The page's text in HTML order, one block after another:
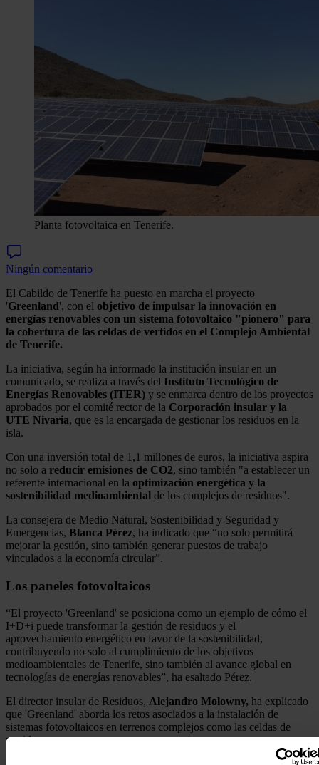
Planta fotovoltaica en Tenerife.
Ningún comentario
El Cabildo de Tenerife ha puesto en marcha el proyecto
'Greenland', con el objetivo de impulsar la innovación en
energías renovables con un sistema fotovoltaico "pionero" para
la cobertura de las celdas de vertidos en el Complejo Ambiental
de Tenerife.
La iniciativa, según ha informado la institución insular en un
comunicado, se realiza a través del Instituto Tecnológico de
Energías Renovables (ITER) y se enmarca dentro de los proyectos
aprobados por el comité rector de la Corporación insular y la
UTE Nivaria, que es la encargada de gestionar los residuos en la
isla.
Con una inversión total de 1,1 millones de euros, la iniciativa aspira
no solo a reducir emisiones de CO2, sino también "a establecer un
referente internacional en la optimización energética y la
sostenibilidad medioambiental de los complejos de residuos".
La consejera de Medio Natural, Sostenibilidad y Seguridad y
Emergencias, Blanca Pérez, ha indicado que “no solo permitirá
mejorar la gestión, sino también generar puestos de trabajo
vinculados a la economía circular”.
Los paneles fotovoltaicos
“El proyecto 'Greenland' se posiciona como un ejemplo de cómo el
I+D+i puede transformar la gestión de residuos y el
aprovechamiento energético en favor de la sostenibilidad,
contribuyendo no solo al cumplimiento de los objetivos
medioambientales de Tenerife, sino también al avance global en
tecnologías de energías renovables”, ha esaltado Pérez.
El director insular de Residuos, Alejandro Molowny, ha explicado
que 'Greenland' aborda los retos asociados a la instalación de
sistemas fotovoltaicos en terrenos complejos como las celdas de
vertidos.